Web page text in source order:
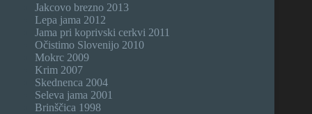
Jakcovo brezno 2013
Lepa jama 2012
Jama pri koprivski cerkvi 2011
Očistimo Slovenijo 2010
Mokrc 2009
Krim 2007
Skednenca 2004
Seleva jama 2001
Brinščica 1998